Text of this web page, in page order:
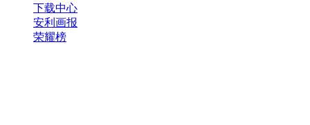
下载中心
安利画报
荣耀榜